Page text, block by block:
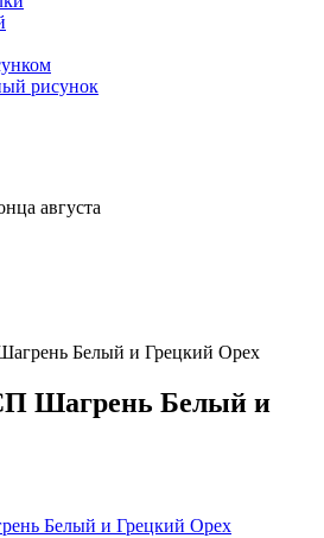
рисунок
августа
Белый и Грецкий Орех
Шагрень Белый и